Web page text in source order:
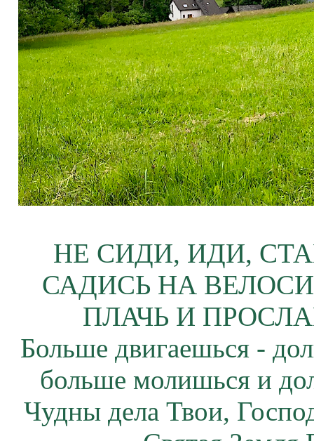
НЕ СИДИ, ИДИ,
САДИСЬ НА
ПЛАЧЬ И
Больше двигаешься -
больше молишься и
Чудны дела Твои,